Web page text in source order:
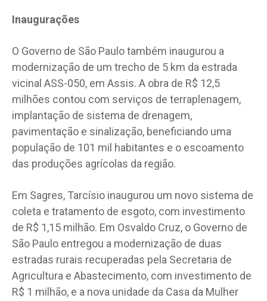
Inaugurações
O Governo de São Paulo também inaugurou a
modernização de um trecho de 5 km da estrada
vicinal ASS-050, em Assis. A obra de R$ 12,5
milhões contou com serviços de terraplenagem,
implantação de sistema de drenagem,
pavimentação e sinalização, beneficiando uma
população de 101 mil habitantes e o escoamento
das produções agrícolas da região.
Em Sagres, Tarcísio inaugurou um novo sistema de
coleta e tratamento de esgoto, com investimento
de R$ 1,15 milhão. Em Osvaldo Cruz, o Governo de
São Paulo entregou a modernização de duas
estradas rurais recuperadas pela Secretaria de
Agricultura e Abastecimento, com investimento de
R$ 1 milhão, e a nova unidade da Casa da Mulher